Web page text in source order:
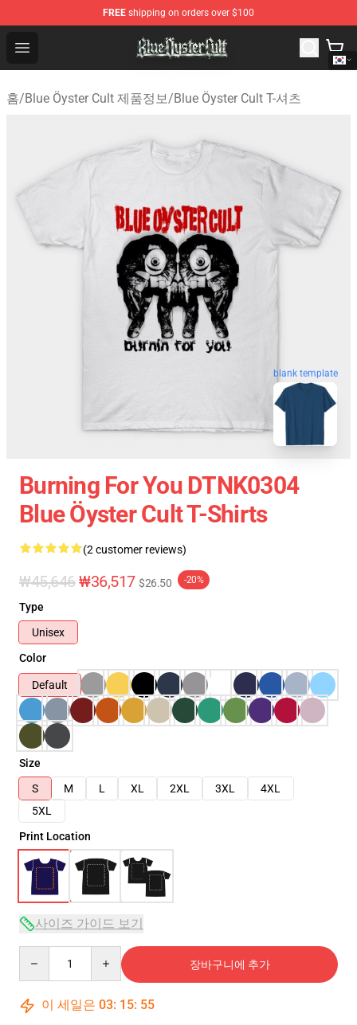
FREE shipping on orders over $100
Open menu
Blue Öyster Cult Store - Official Blue Öyster Cult
홈/Blue Öyster Cult 제품정보/Blue Öyster Cult T-셔츠
blank template
Burning For You DTNK0304
Blue Öyster Cult T-Shirts
(2 customer reviews)
₩45,646₩36,517 $26.50 -20%
Type
Unisex
Color
Default
Size
S
M L XL 2XL 3XL
4XL
5XL
Print Location
사이즈 가이드 보기
장바구니에 추가
이 세일은 03: 15: 54